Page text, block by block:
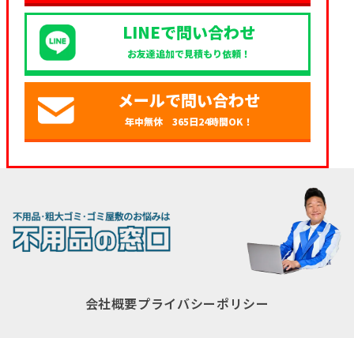
LINEで問い合わせ
お友達追加で見積もり依頼！
メールで問い合わせ
年中無休 365日24時間OK！
会社概要プライバシーポリシー